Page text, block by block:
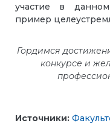
участие в
пример
Гордимся
конкурсе и
Источники: